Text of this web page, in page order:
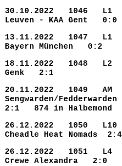
30.10.2022 1046 L1
Leuven - KAA
13.11.2022 1047 L1
Bayern
18.11.2022 1048 L2
Genk
20.11.2022 1049 AM
Sengwarden/
2:1 874 in Halbemond
26.12.2022 1050 L10
Cheadle Heat
26.12.2022 1051 L4
Crewe Alexandra